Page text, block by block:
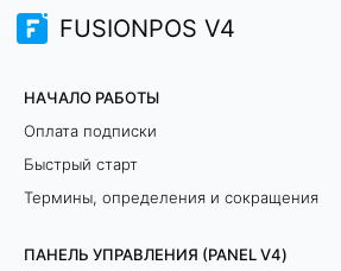
FUSIONPOS V4
НАЧАЛО РАБОТЫ
Оплата подписки
Быстрый старт
Термины, определения и сокращения
ПАНЕЛЬ УПРАВЛЕНИЯ (PANEL V4)